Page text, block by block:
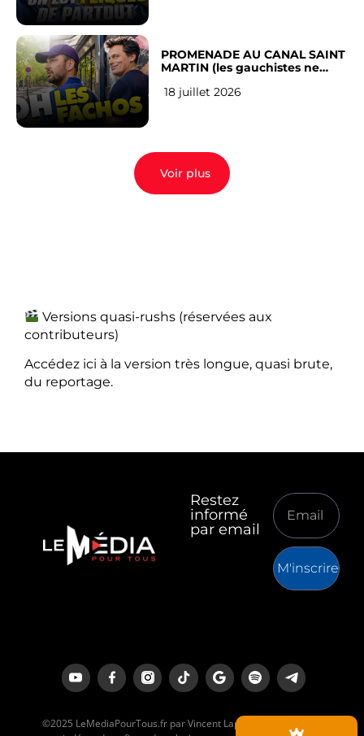
PROMENADE AU CANAL SAINT
MARTIN (les gauchistes ne
18 juillet 2026
Voir plus
Versions quasi-rushs (réservées aux
contributeurs)
Accédez ici à la version très longue, quasi brute,
du reportage.
Restez
informé
par email
M'inscrire
©2025 LeMediaPourTous.fr par Vincent Lapierre est un média